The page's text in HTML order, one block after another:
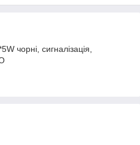
чорні, сигналізація,